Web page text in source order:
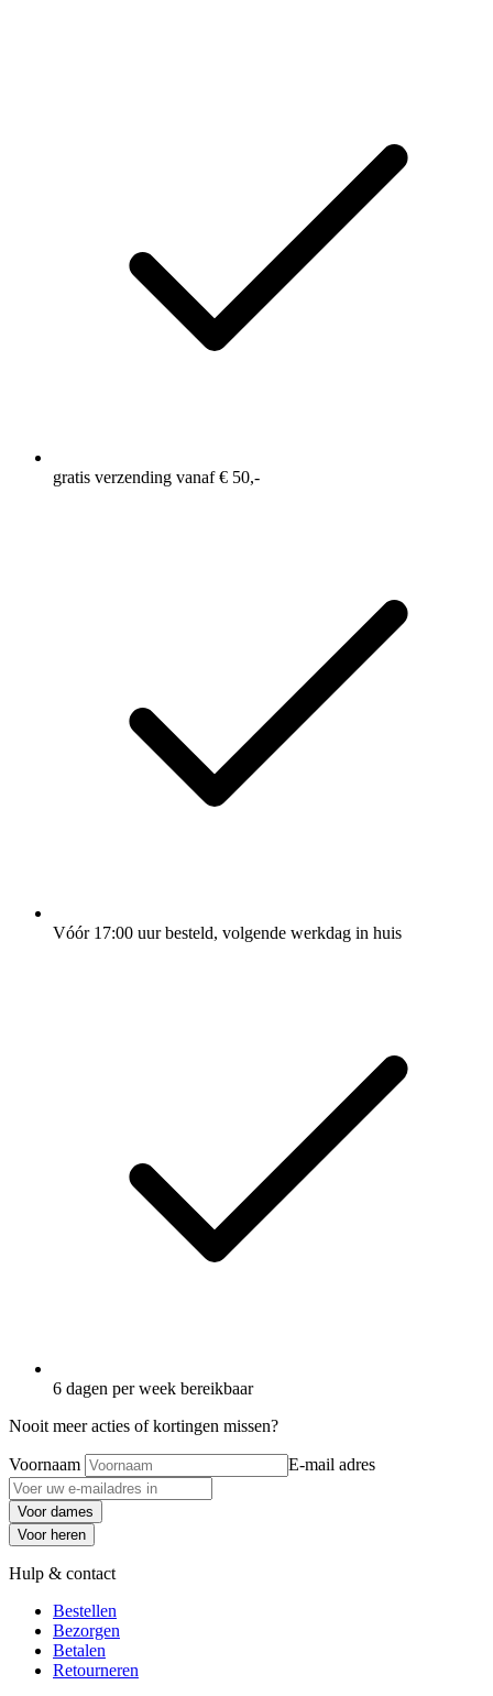
gratis verzending vanaf € 50,-
Vóór 17:00 uur besteld, volgende werkdag in huis
6 dagen per week bereikbaar
Nooit meer acties of kortingen missen?
Voornaam E-mail adres
Voor dames
Voor heren
Hulp & contact
Bestellen
Bezorgen
Betalen
Retourneren